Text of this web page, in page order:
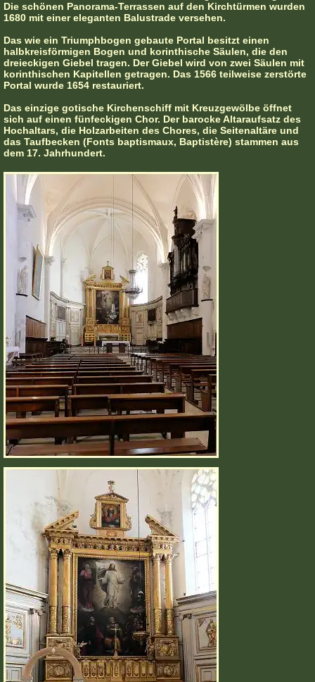
Die schönen Panorama-Terrassen auf den Kirchtürmen wurden
1680 mit einer eleganten Balustrade versehen.
Das wie ein Triumphbogen gebaute Portal besitzt einen
halbkreisförmigen Bogen und korinthische Säulen, die den
dreieckigen Giebel tragen. Der Giebel wird von zwei Säulen mit
korinthischen Kapitellen getragen. Das 1566 teilweise zerstörte
Portal wurde 1654 restauriert.
Das einzige gotische Kirchenschiff mit Kreuzgewölbe öffnet
sich auf einen fünfeckigen Chor. Der barocke Altaraufsatz des
Hochaltars, die Holzarbeiten des Chores, die Seitenaltäre und
das Taufbecken (Fonts baptismaux, Baptistère) stammen aus
dem 17. Jahrhundert.